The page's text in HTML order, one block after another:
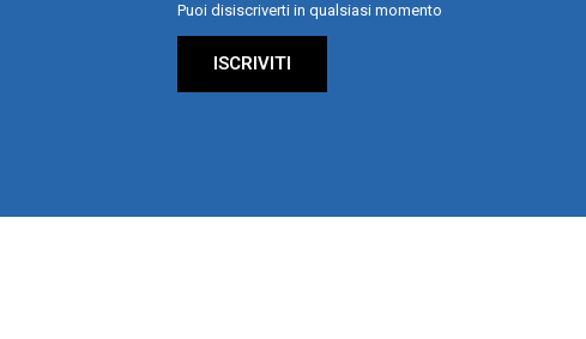
Puoi disiscriverti in qualsiasi momento
ISCRIVITI